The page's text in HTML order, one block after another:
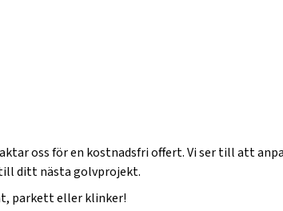
oss för en kostnadsfri offert. Vi ser till att
ditt nästa golvprojekt.
parkett eller klinker!